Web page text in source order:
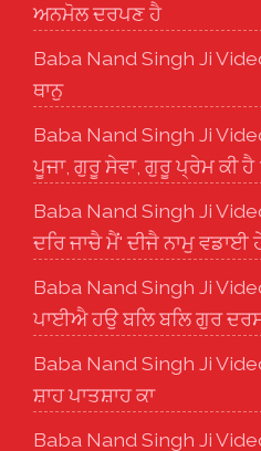
ਅਨਮੋਲ ਦਰਪਣ ਹੈ
Baba Nand Singh Ji
ਥਾਨੁ
Baba Nand Singh Ji
ਪੂਜਾ, ਗੁਰੂ ਸੇਵਾ, ਗੁਰੂ ਪ੍ਰੇਮ ਕੀ ਹੈ
Baba Nand Singh Ji
ਦਰਿ ਜਾਚੈ ਮੈਂ' ਦੀਜੈ ਨਾਮੁ ਵਡਾਈ
Baba Nand Singh Ji
ਪਾਈਐ ਹਉ ਬਲਿ ਬਲਿ ਗੁਰ
Baba Nand Singh Ji
ਸ਼ਾਹ ਪਾਤਸ਼ਾਹ ਕਾ
Baba Nand Singh Ji